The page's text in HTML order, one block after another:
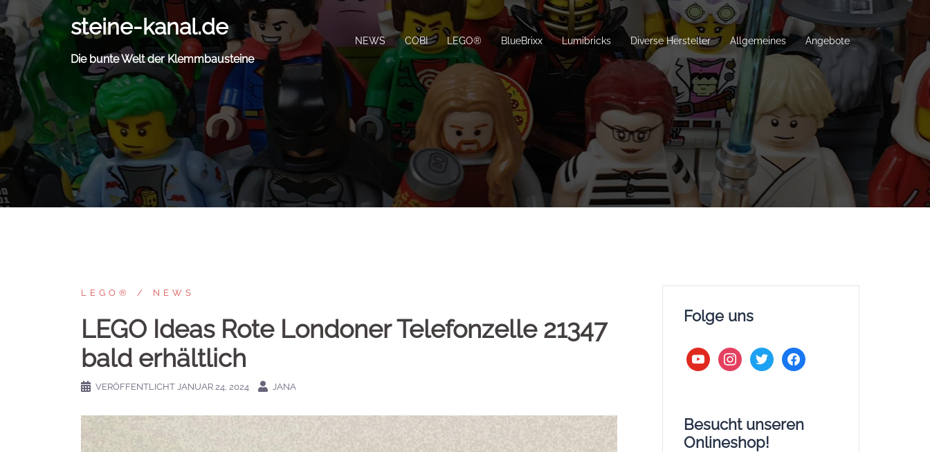
Zum
Inhalt
springen
steine-kanal.de
Die bunte Welt der Klemmbausteine
NEWS COBI LEGO® BlueBrixx Lumibricks Diverse Hersteller Allgemeines Angebote
LEGO® NEWS
LEGO Ideas Rote Londoner Telefonzelle 21347
bald erhältlich
VERÖFFENTLICHT JANUAR 24, 2024 JANA
Folge uns
youtubeinstagram
twitter facebook
Besucht unseren
Onlineshop!